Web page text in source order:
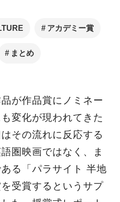
アカデミー賞
まとめ
が作品賞にノミネー
変化が現われてきた
その流れに反応する
圏映画ではなく、ま
る「パラサイト 半地
受賞するというサプ